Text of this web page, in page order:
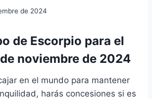
de 2024
de Escorpio para el
noviembre de 2024
en el mundo para mantener
harás concesiones si es